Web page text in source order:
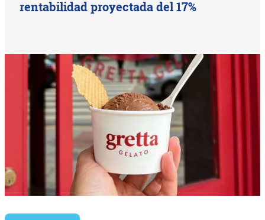
rentabilidad proyectada del 17%